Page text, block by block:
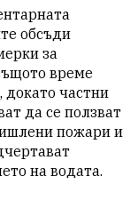
обсъди
за
време
частни
да се ползват
пожари и
на водата.